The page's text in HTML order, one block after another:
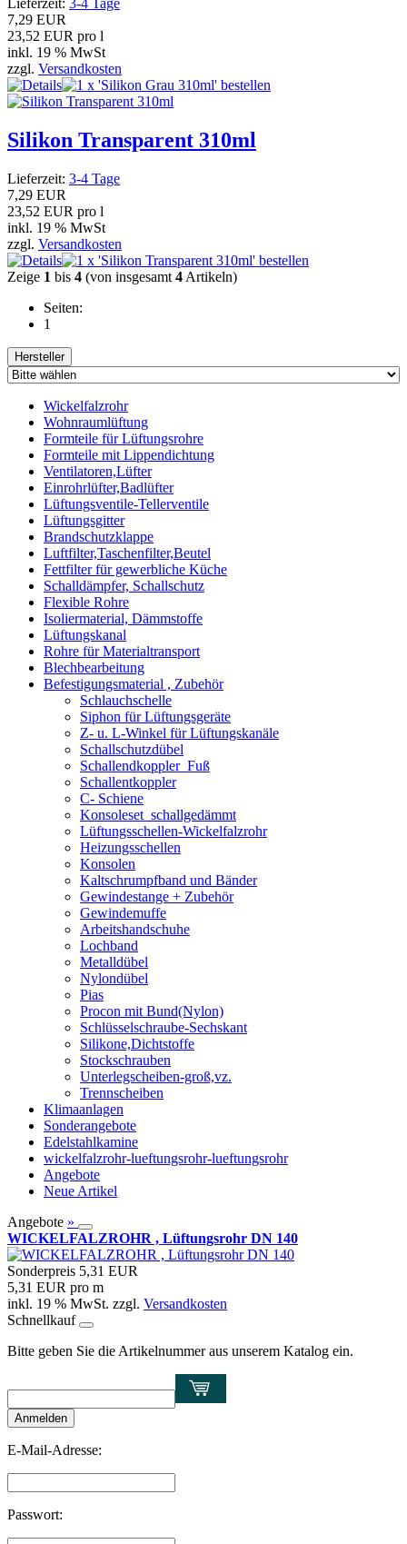
Lieferzeit: 3-4 Tage
7,29 EUR
23,52 EUR pro l
inkl. 19 % MwSt
zzgl. Versandkosten
Silikon Transparent 310ml
Lieferzeit: 3-4 Tage
7,29 EUR
23,52 EUR pro l
inkl. 19 % MwSt
zzgl. Versandkosten
Zeige 1 bis 4 (von insgesamt 4 Artikeln)
Seiten:
1
Hersteller
Wickelfalzrohr
Wohnraumlüftung
Formteile für Lüftungsrohre
Formteile mit Lippendichtung
Ventilatoren,Lüfter
Einrohrlüfter,Badlüfter
Lüftungsventile-Tellerventile
Lüftungsgitter
Brandschutzklappe
Luftfilter,Taschenfilter,Beutel
Fettfilter für gewerbliche Küche
Schalldämpfer, Schallschutz
Flexible Rohre
Isoliermaterial, Dämmstoffe
Lüftungskanal
Rohre für Materialtransport
Blechbearbeitung
Befestigungsmaterial , Zubehör
Schlauchschelle
Siphon für Lüftungsgeräte
Z- u. L-Winkel für Lüftungskanäle
Schallschutzdübel
Schallendkoppler_Fuß
Schallentkoppler
C- Schiene
Konsoleset_schallgedämmt
Lüftungsschellen-Wickelfalzrohr
Heizungsschellen
Konsolen
Kaltschrumpfband und Bänder
Gewindestange + Zubehör
Gewindemuffe
Arbeitshandschuhe
Lochband
Metalldübel
Nylondübel
Pias
Procon mit Bund(Nylon)
Schlüsselschraube-Sechskant
Silikone,Dichtstoffe
Stockschrauben
Unterlegscheiben-groß,vz.
Trennscheiben
Klimaanlagen
Sonderangebote
Edelstahlkamine
wickelfalzrohr-lueftungsrohr-lueftungsrohr
Angebote
Neue Artikel
Angebote »
WICKELFALZROHR , Lüftungsrohr DN 140
Sonderpreis 5,31 EUR
5,31 EUR pro m
inkl. 19 % MwSt. zzgl. Versandkosten
Schnellkauf
Bitte geben Sie die Artikelnummer aus unserem Katalog ein.
Anmelden
E-Mail-Adresse:
Passwort: